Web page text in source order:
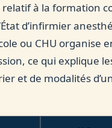
relatif à la formation
d’infirmier
ou CHU organise
ce qui explique
et de modalités